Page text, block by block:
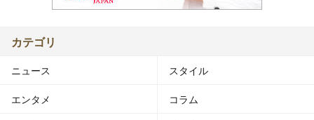
カテゴリ
ニュース スタイル
エンタメ コラム